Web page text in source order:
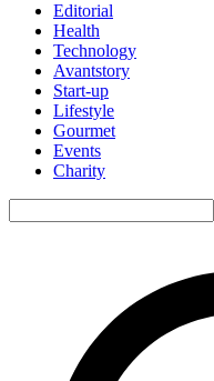
Editorial
Health
Technology
Avantstory
Start-up
Lifestyle
Gourmet
Events
Charity